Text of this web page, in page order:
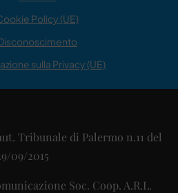
Policy (UE)
sulla Privacy (UE)
Tribunale di Palermo n.11 del
09/2015
Soc. Coop. A.R.L.